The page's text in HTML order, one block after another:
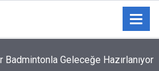
Badmintonla Geleceğe Hazırlanıyor